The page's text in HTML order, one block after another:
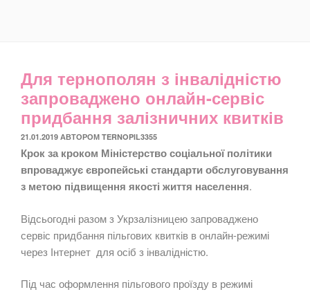
Для тернополян з інвалідністю
запроваджено онлайн-сервіс
придбання залізничних квитків
ОПУБЛІКОВАНО
21.01.2019 АВТОРОМ TERNOPIL3355
Крок за кроком Міністерство соціальної політики
впроваджує європейські стандарти обслуговування
з метою підвищення якості життя населення.
Відсьогодні разом з Укрзалізницею запроваджено
сервіс придбання пільгових квитків в онлайн-режимі
через Інтернет для осіб з інвалідністю.
Під час оформлення пільгового проїзду в режимі